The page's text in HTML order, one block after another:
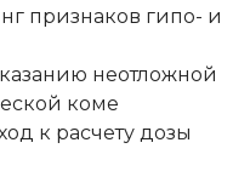
признаков гипо- и
неотложной
коме
к расчету дозы